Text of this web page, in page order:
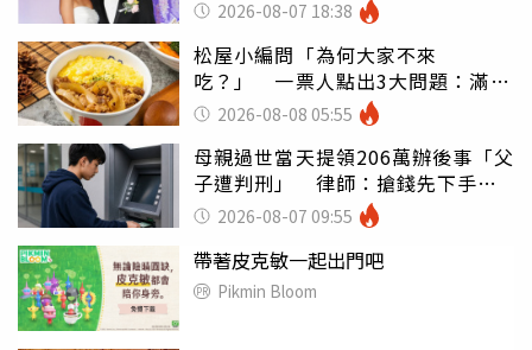
2026-08-07 18:38
松屋小編問「為何大家不來
吃？」 一票人點出3大問題：滿手
好牌打到爛
2026-08-08 05:55
母親過世當天提領206萬辦後事「父
子遭判刑」 律師：搶錢先下手是
罪 2026-08-07 09:55
帶著皮克敏一起出門吧
Pikmin Bloom